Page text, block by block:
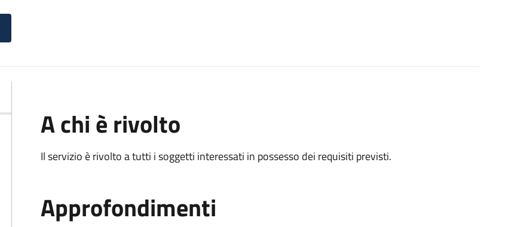
A chi è rivolto
Il servizio è rivolto a tutti i soggetti interessati in possesso dei requisiti previsti.
Approfondimenti